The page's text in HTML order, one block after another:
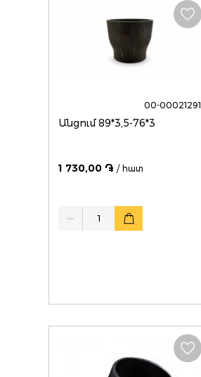
00-00021291
Անցում 89*3,5-76*3
1 730,00 ֏ / հատ